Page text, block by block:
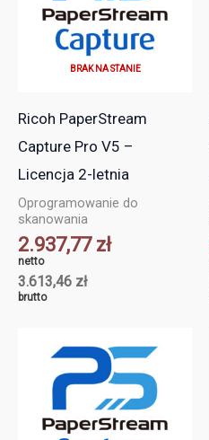
BRAK NA STANIE
Ricoh PaperStream
Capture Pro V5 –
Licencja 2-letnia
Oprogramowanie do
skanowania
2.937,77 zł
netto
3.613,46 zł
brutto